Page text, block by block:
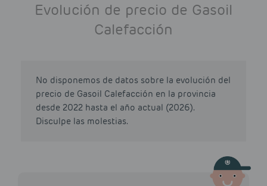
Evolución de precio de Gasoil
Calefacción
No disponemos de datos sobre la evolución del
precio de Gasoil Calefacción en la provincia
desde 2022 hasta el año actual (2026).
Disculpe las molestias.